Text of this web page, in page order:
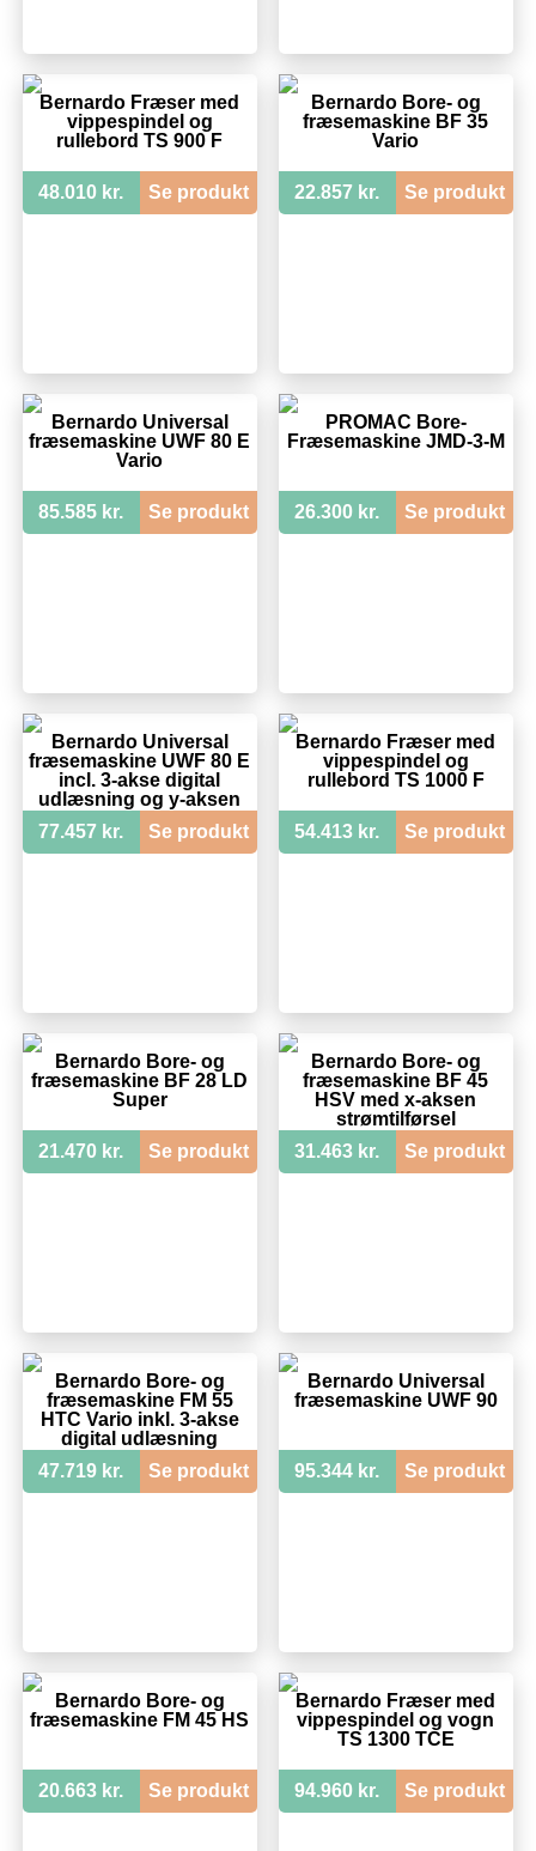
Bernardo Fræser med
vippespindel og
rullebord TS 900 F
48.010 kr. Se produkt
Bernardo Bore- og
fræsemaskine BF 35
Vario
22.857 kr. Se produkt
Bernardo Universal
fræsemaskine UWF 80 E
Vario
85.585 kr. Se produkt
PROMAC Bore-
Fræsemaskine JMD-3-M
26.300 kr. Se produkt
Bernardo Universal
fræsemaskine UWF 80 E
incl. 3-akse digital
udlæsning og y-aksen
77.457 kr. Se produkt
Bernardo Fræser med
vippespindel og
rullebord TS 1000 F
54.413 kr. Se produkt
Bernardo Bore- og
fræsemaskine BF 28 LD
Super
21.470 kr. Se produkt
Bernardo Bore- og
fræsemaskine BF 45
HSV med x-aksen
strømtilførsel
31.463 kr.
Se produkt
Bernardo Bore- og
fræsemaskine FM 55
HTC Vario inkl. 3-akse
digital udlæsning
47.719 kr.
Se produkt
Bernardo Universal
fræsemaskine UWF 90
95.344 kr. Se produkt
Bernardo Bore- og
fræsemaskine FM 45 HS
20.663 kr. Se produkt
Bernardo Fræser med
vippespindel og vogn
TS 1300 TCE
94.960 kr. Se produkt